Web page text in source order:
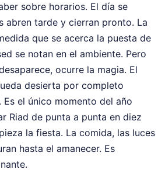
sobre horarios. El día se
abren tarde y cierran pronto. La
que se acerca la puesta de
se notan en el ambiente. Pero
ocurre la magia. El
desierta por completo
el único momento del año
Riad de punta a punta en diez
la fiesta. La comida, las luces
hasta el amanecer. Es